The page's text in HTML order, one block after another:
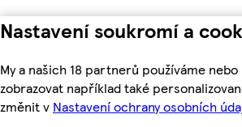
Nastavení soukromí a
My a našich 18 partnerů používáme
zobrazovat například také
změnit v Nastavení ochrany osobních